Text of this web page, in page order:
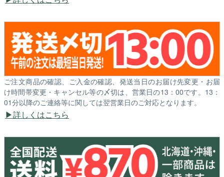
ご注文商品の確認、ご入金の確認、発送当日のお届け先変更・お届
け時間帯変更・キャンセル等の〆切は、営業日の13：00です。13：
01分以降のご連絡等に関しては翌営業日のご対応となります。
詳しくはこちら